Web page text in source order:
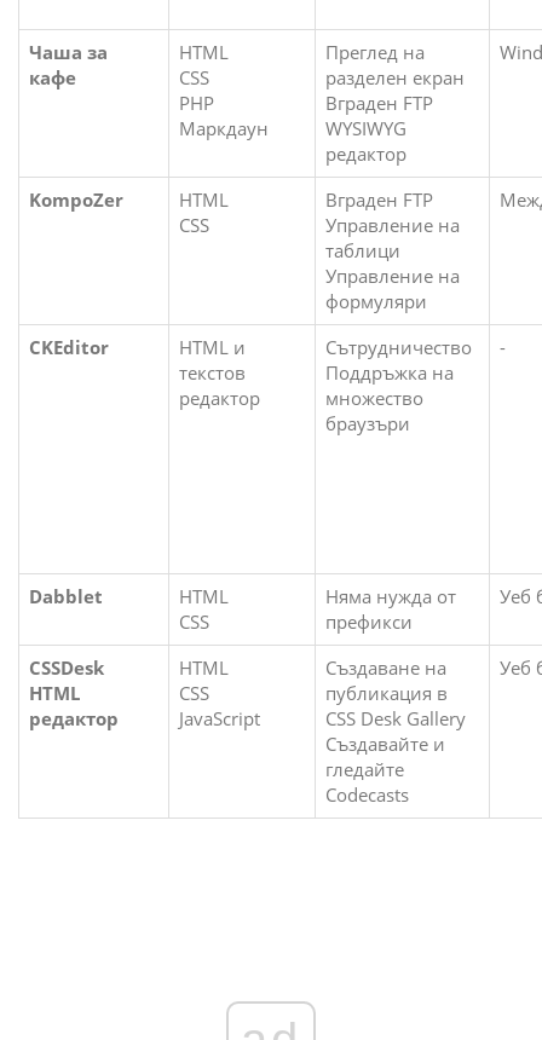
Чаша за
кафе
HTML
CSS
PHP
Маркдаун
Преглед на
разделен екран
Вграден FTP
WYSIWYG
редактор
KompoZer
HTML
CSS
Вграден FTP
Управление на
таблици
Управление на
формуляри
CKEditor
HTML и
текстов
редактор
Сътрудничество
Поддръжка на
множество
браузъри
-
Dabblet
HTML
CSS
Няма нужда от
префикси
Уеб
CSSDesk
HTML
редактор
HTML
CSS
JavaScript
Създаване на
публикация в
CSS Desk Gallery
Създавайте и
гледайте
Codecasts
Уеб